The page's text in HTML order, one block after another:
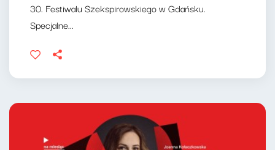
30. Festiwalu Szekspirowskiego w Gdańsku.
Specjalne...